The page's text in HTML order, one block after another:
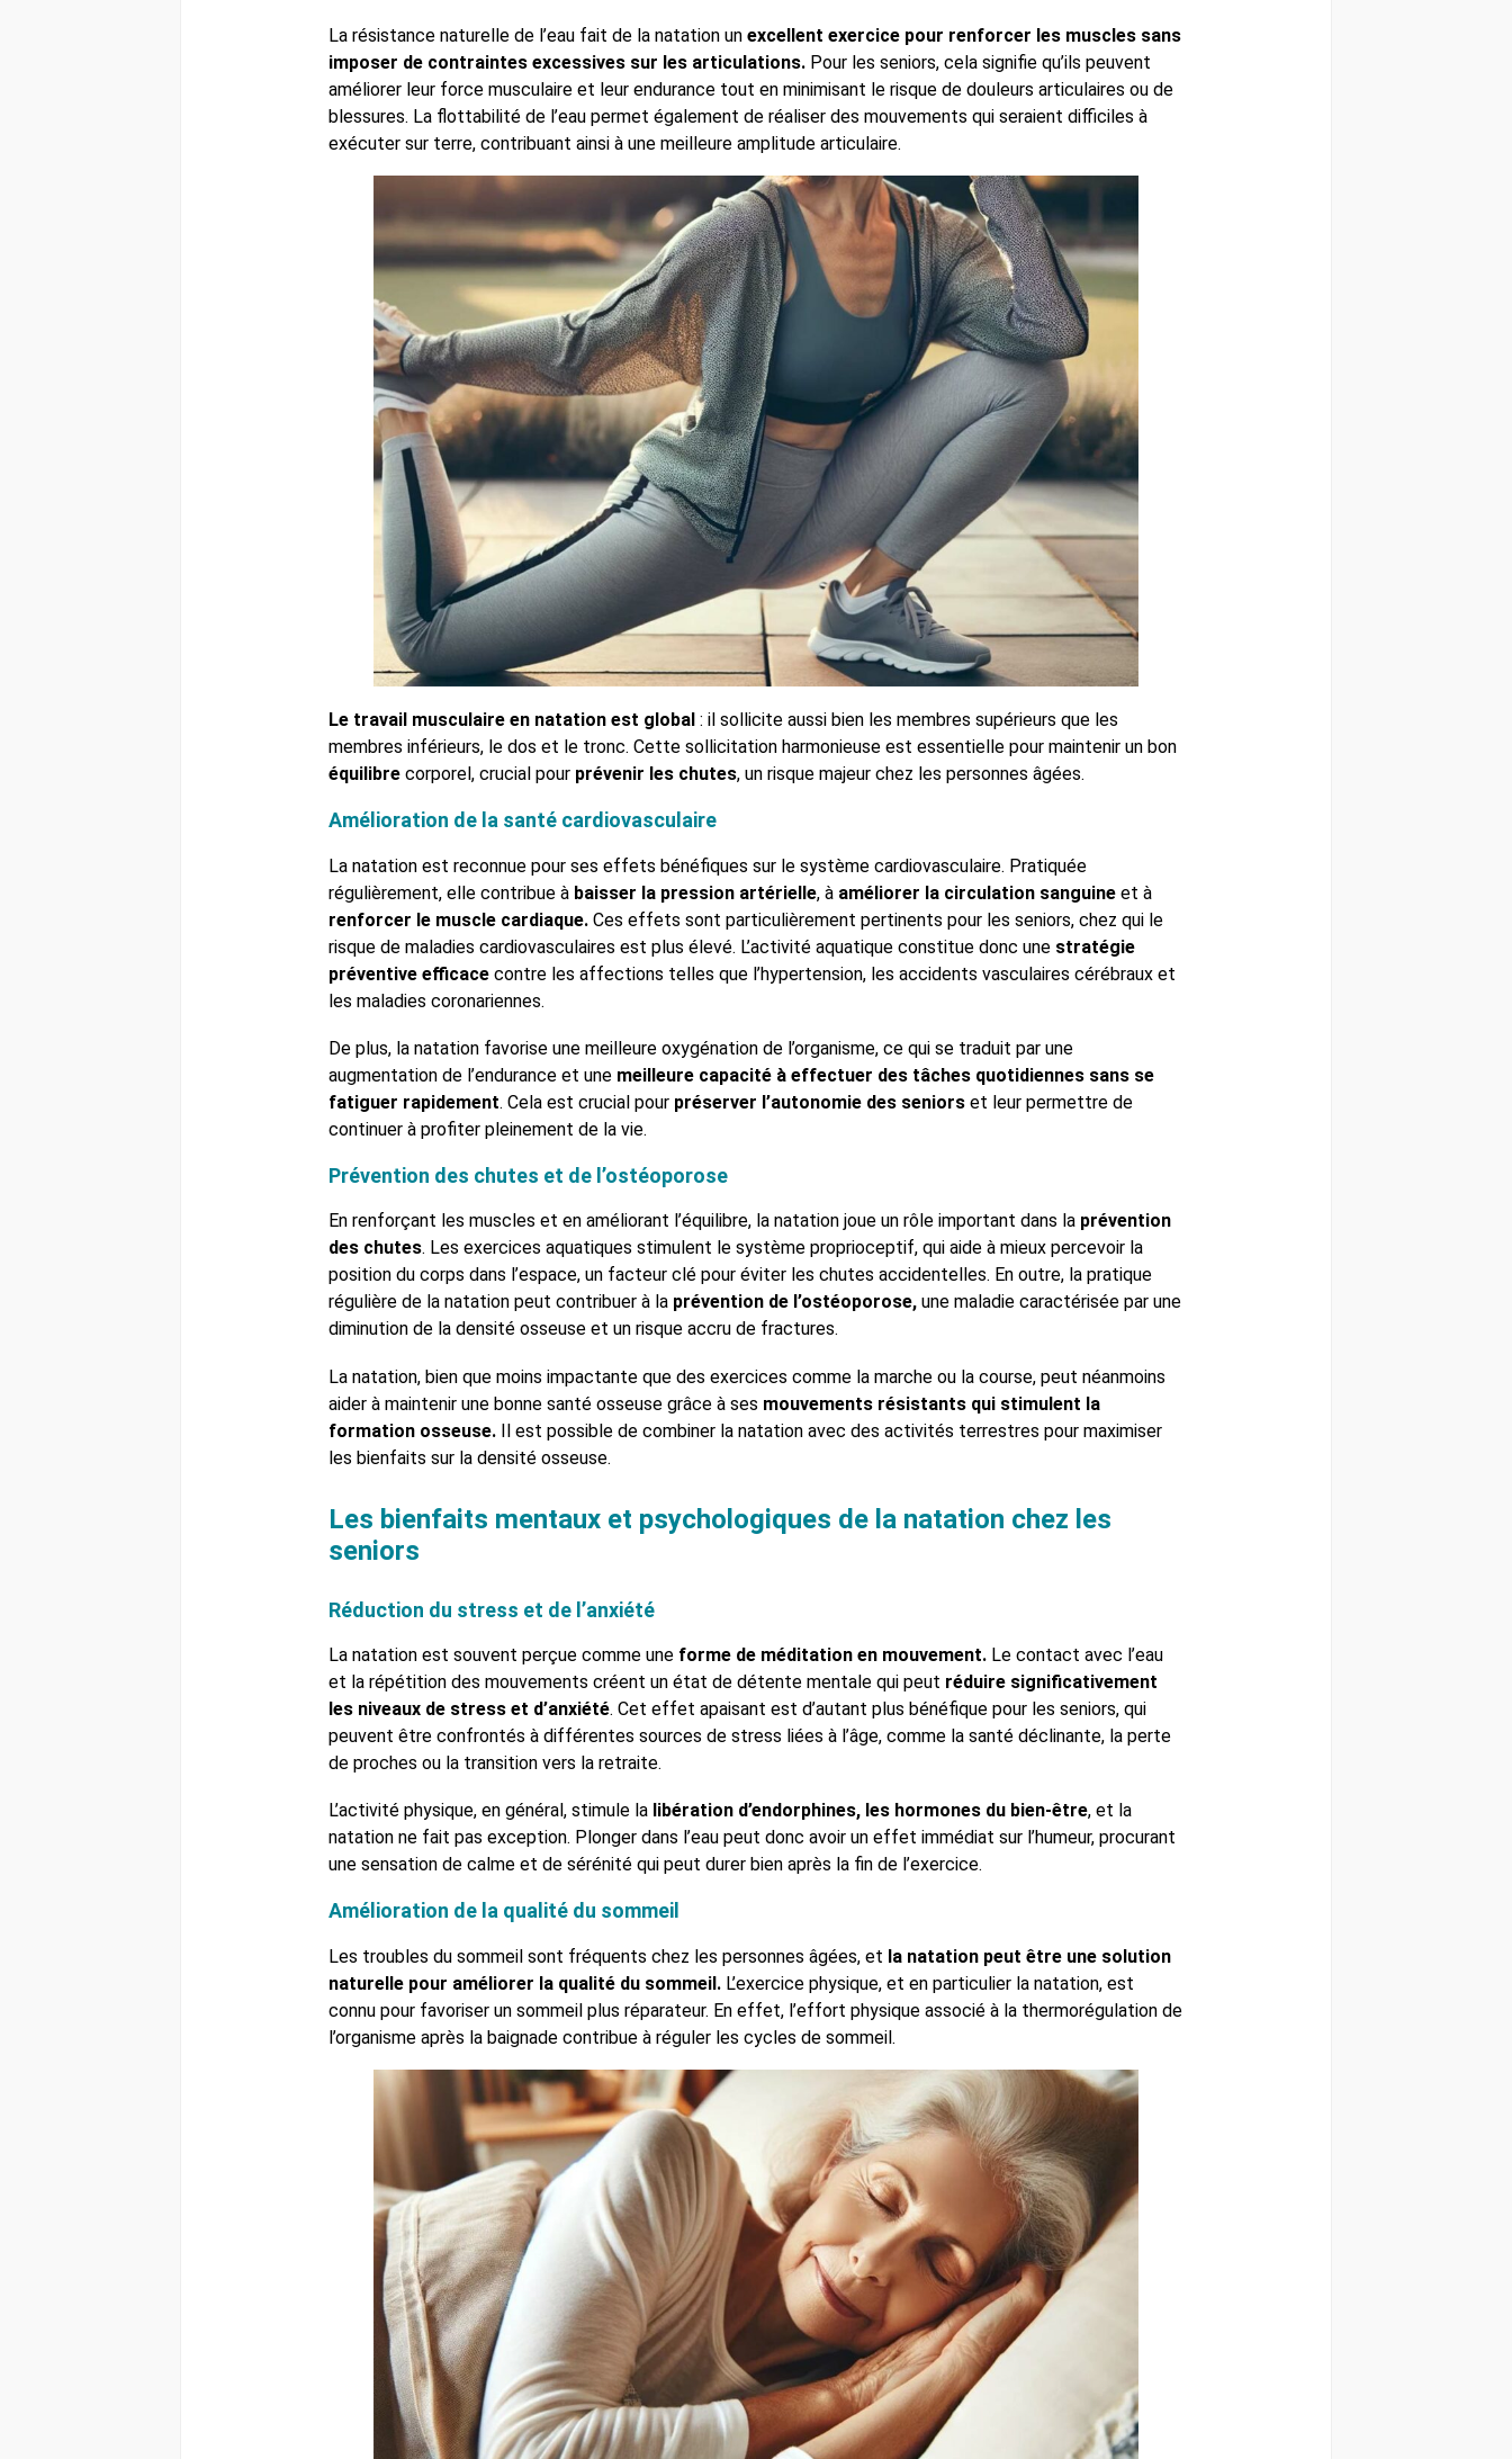
La résistance naturelle de l’eau fait de la natation un excellent exercice pour renforcer les muscles sans
imposer de contraintes excessives sur les articulations.Pour les seniors, cela signifie qu’ils peuvent
améliorer leur force musculaire et leur endurance tout en minimisant le risque de douleurs articulaires ou de
blessures. La flottabilité de l’eau permet également de réaliser des mouvements qui seraient difficiles à
exécuter sur terre, contribuant ainsi à une meilleure amplitude articulaire.
Le travail musculaire en natation est global : il sollicite aussi bien les membres supérieurs que les
membres inférieurs, le dos et le tronc. Cette sollicitation harmonieuse est essentielle pour maintenir un bon
équilibre corporel, crucial pour prévenir les chutes, un risque majeur chez les personnes âgées.
Amélioration de la santé cardiovasculaire
La natation est reconnue pour ses effets bénéfiques sur le système cardiovasculaire. Pratiquée
régulièrement, elle contribue àbaisser la pression artérielle, àaméliorer la circulation sanguine et à
renforcer le muscle cardiaque.Ces effets sont particulièrement pertinents pour les seniors, chez qui le
risque de maladies cardiovasculaires est plus élevé. L’activité aquatique constitue donc une stratégie
préventive efficacecontre les affections telles que l’hypertension, les accidents vasculaires cérébraux et
les maladies coronariennes.
De plus, la natation favorise une meilleure oxygénation de l’organisme, ce qui se traduit par une
augmentation de l’endurance et une meilleure capacité à effectuer des tâches quotidiennes sans se
fatiguer rapidement. Cela est crucial pour préserver l’autonomie des seniors et leur permettre de
continuer à profiter pleinement de la vie.
Prévention des chutes et de l’ostéoporose
En renforçant les muscles et en améliorant l’équilibre, la natation joue un rôle important dans la prévention
des chutes. Les exercices aquatiques stimulent le système proprioceptif, qui aide à mieux percevoir la
position du corps dans l’espace, un facteur clé pour éviter les chutes accidentelles. En outre, la pratique
régulière de la natation peut contribuer à la prévention de l’ostéoporose, une maladie caractérisée par une
diminution de la densité osseuse et un risque accru de fractures.
La natation, bien que moins impactante que des exercices comme la marche ou la course, peut néanmoins
aider à maintenir une bonne santé osseuse grâce à ses mouvements résistants qui stimulent la
formation osseuse. Il est possible de combiner la natation avec des activités terrestres pour maximiser
les bienfaits sur la densité osseuse.
Les bienfaits mentaux et psychologiques de la natation chez les
seniors
Réduction du stress et de l’anxiété
La natation est souvent perçue comme uneforme de méditation en mouvement. Le contact avec l’eau
et la répétition des mouvements créent un état de détente mentale qui peut réduire significativement
les niveaux de stress et d’anxiété. Cet effet apaisant est d’autant plus bénéfique pour les seniors, qui
peuvent être confrontés à différentes sources de stress liées à l’âge, comme la santé déclinante, la perte
de proches ou la transition vers la retraite.
L’activité physique, en général, stimule la libération d’endorphines, les hormones du bien-être, et la
natation ne fait pas exception. Plonger dans l’eau peut donc avoir un effet immédiat sur l’humeur, procurant
une sensation de calme et de sérénité qui peut durer bien après la fin de l’exercice.
Amélioration de la qualité du sommeil
Les troubles du sommeil sont fréquents chez les personnes âgées, et la natation peut être une solution
naturelle pour améliorer la qualité du sommeil.L’exercice physique, et en particulier la natation, est
connu pour favoriser un sommeil plus réparateur. En effet, l’effort physique associé à la thermorégulation de
l’organisme après la baignade contribue à réguler les cycles de sommeil.